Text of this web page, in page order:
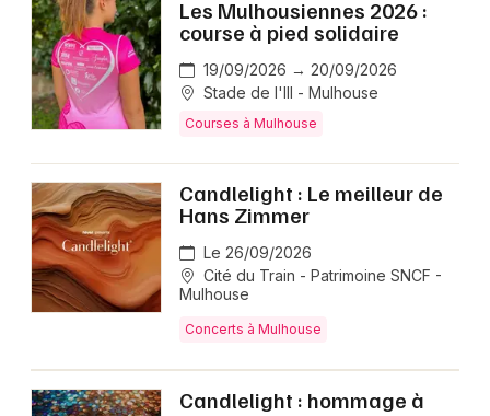
Les Mulhousiennes 2026 :
course à pied solidaire
19/09/2026 → 20/09/2026
Stade de l'Ill - Mulhouse
Courses à Mulhouse
Candlelight : Le meilleur de
Hans Zimmer
Le 26/09/2026
Cité du Train - Patrimoine SNCF -
Mulhouse
Concerts à Mulhouse
Candlelight : hommage à